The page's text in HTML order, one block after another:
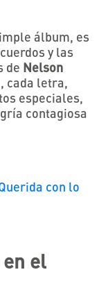
álbum, es
y las
de Nelson
cada letra,
especiales,
contagiosa
con lo
el